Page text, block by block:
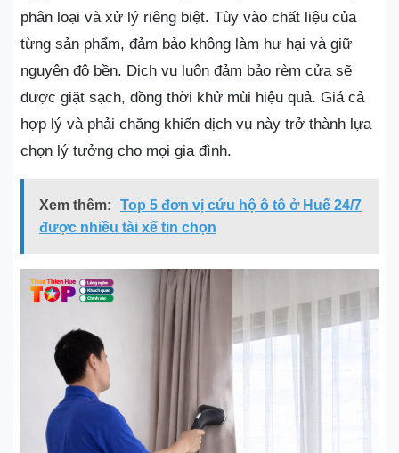
phân loại và xử lý riêng biệt. Tùy vào chất liệu của
từng sản phẩm, đảm bảo không làm hư hại và giữ
nguyên độ bền. Dịch vụ luôn đảm bảo rèm cửa sẽ
được giặt sạch, đồng thời khử mùi hiệu quả. Giá cả
hợp lý và phải chăng khiến dịch vụ này trở thành lựa
chọn lý tưởng cho mọi gia đình.
Xem thêm:
Top 5 đơn vị cứu hộ ô tô ở Huế 24/7
được nhiều tài xế tin chọn